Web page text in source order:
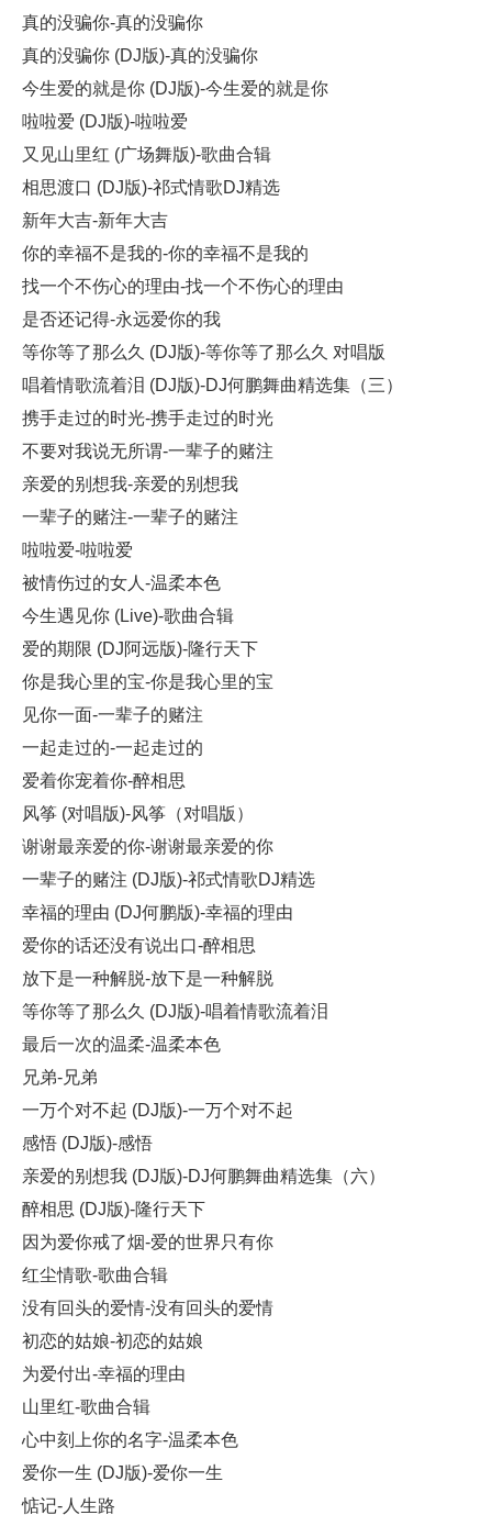
真的没骗你-真的没骗你
真的没骗你 (DJ版)-真的没骗你
今生爱的就是你 (DJ版)-今生爱的就是你
啦啦爱 (DJ版)-啦啦爱
又见山里红 (广场舞版)-歌曲合辑
相思渡口 (DJ版)-祁式情歌DJ精选
新年大吉-新年大吉
你的幸福不是我的-你的幸福不是我的
找一个不伤心的理由-找一个不伤心的理由
是否还记得-永远爱你的我
等你等了那么久 (DJ版)-等你等了那么久 对唱版
唱着情歌流着泪 (DJ版)-DJ何鹏舞曲精选集（三）
携手走过的时光-携手走过的时光
不要对我说无所谓-一辈子的赌注
亲爱的别想我-亲爱的别想我
一辈子的赌注-一辈子的赌注
啦啦爱-啦啦爱
被情伤过的女人-温柔本色
今生遇见你 (Live)-歌曲合辑
爱的期限 (DJ阿远版)-隆行天下
你是我心里的宝-你是我心里的宝
见你一面-一辈子的赌注
一起走过的-一起走过的
爱着你宠着你-醉相思
风筝 (对唱版)-风筝（对唱版）
谢谢最亲爱的你-谢谢最亲爱的你
一辈子的赌注 (DJ版)-祁式情歌DJ精选
幸福的理由 (DJ何鹏版)-幸福的理由
爱你的话还没有说出口-醉相思
放下是一种解脱-放下是一种解脱
等你等了那么久 (DJ版)-唱着情歌流着泪
最后一次的温柔-温柔本色
兄弟-兄弟
一万个对不起 (DJ版)-一万个对不起
感悟 (DJ版)-感悟
亲爱的别想我 (DJ版)-DJ何鹏舞曲精选集（六）
醉相思 (DJ版)-隆行天下
因为爱你戒了烟-爱的世界只有你
红尘情歌-歌曲合辑
没有回头的爱情-没有回头的爱情
初恋的姑娘-初恋的姑娘
为爱付出-幸福的理由
山里红-歌曲合辑
心中刻上你的名字-温柔本色
爱你一生 (DJ版)-爱你一生
惦记-人生路